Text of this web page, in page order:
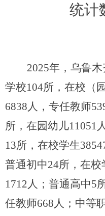
统计
2025年 ，乌鲁
学校104所，在校（
6838人，专任教师
所，在园幼儿11051
13所，在校学生
普通初中24所，在校
1712人；普通高中5
任教师668人；中等